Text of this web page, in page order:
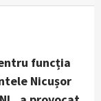
funcția
Nicușor